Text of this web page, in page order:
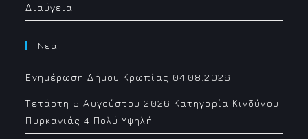
Διαύγεια
Νεα
Ενημέρωση Δήμου Κρωπίας 04.08.2026
Τετάρτη 5 Αυγούστου 2026 Κατηγορία Κινδύνου
Πυρκαγιάς 4 Πολύ Υψηλή